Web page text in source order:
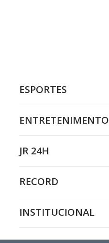
ESPORTES
ENTRETENIMENTO
JR 24H
RECORD
INSTITUCIONAL